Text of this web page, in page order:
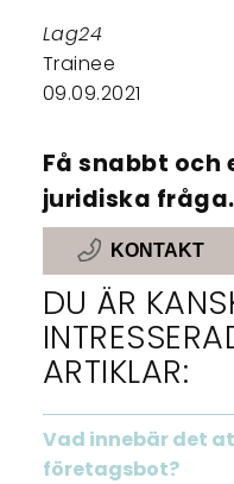
Lag24
Trainee
09.09.2021
Få snabbt och
juridiska fråga.
KONTAKT
DU ÄR
ARTIKLAR:
Vad innebär det
företagsbot?